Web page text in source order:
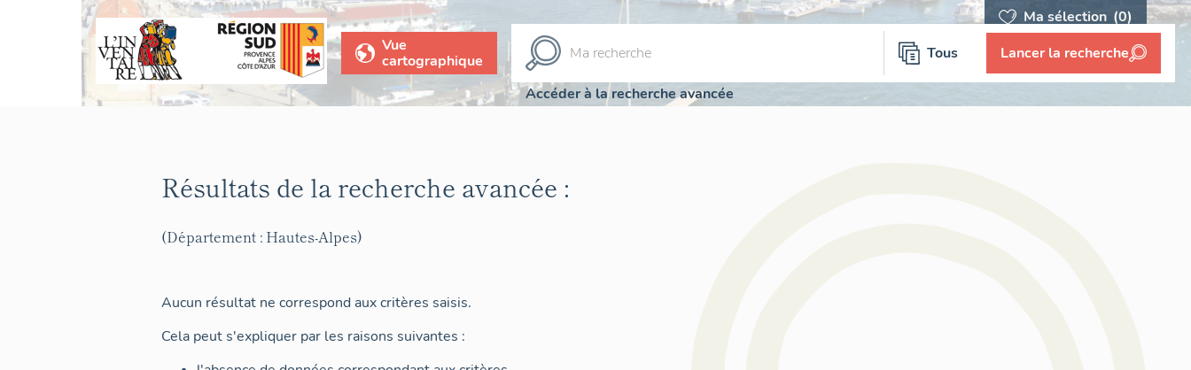
Ma sélection (0)
Vue
cartographique
Tous Lancer la recherche
Accéder à la recherche avancée
Résultats de la recherche avancée :
(Département : Hautes-Alpes)
Aucun résultat ne correspond aux critères saisis.
Cela peut s'expliquer par les raisons suivantes :